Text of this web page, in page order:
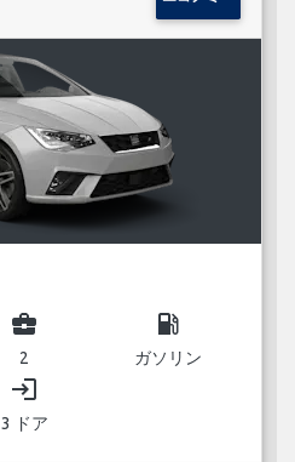
business_center
2
local_gas_station
ガソリン
login
3 ドア